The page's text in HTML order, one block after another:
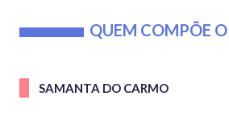
QUEM COMPÕE
SAMANTA DO CARMO